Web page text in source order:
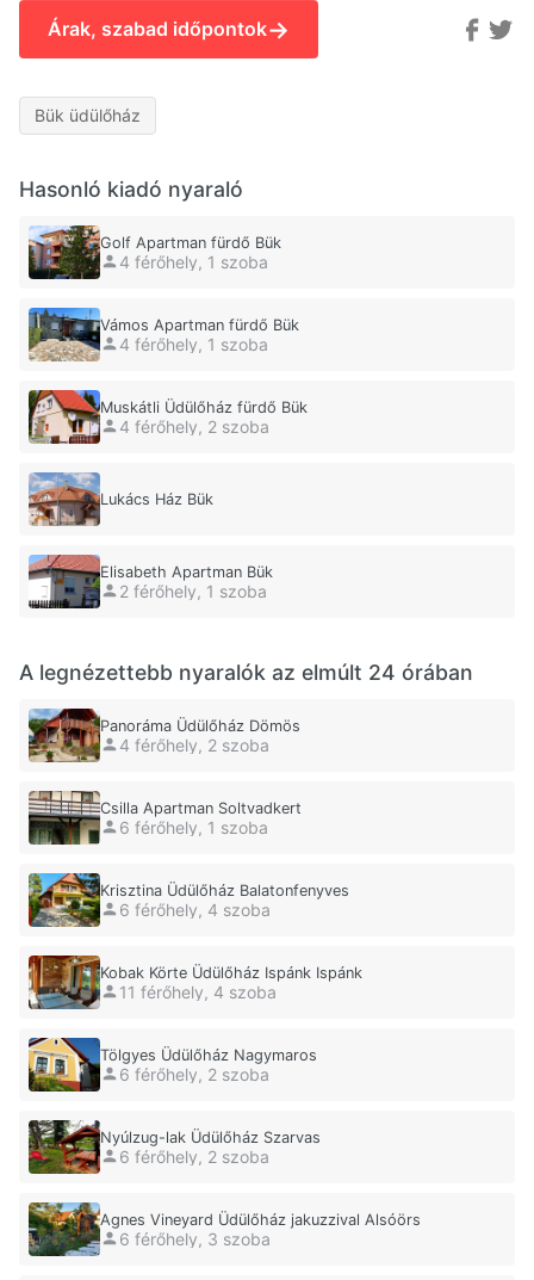
Árak, szabad időpontok→
Bük üdülőház
Hasonló kiadó nyaraló
Golf Apartman fürdő Bük
4 férőhely, 1 szoba
Vámos Apartman fürdő Bük
4 férőhely, 1 szoba
Muskátli Üdülőház fürdő Bük
4 férőhely, 2 szoba
Lukács Ház Bük
Elisabeth Apartman Bük
2 férőhely, 1 szoba
A legnézettebb nyaralók az elmúlt 24 órában
Panoráma Üdülőház Dömös
4 férőhely, 2 szoba
Csilla Apartman Soltvadkert
6 férőhely, 1 szoba
Krisztina Üdülőház Balatonfenyves
6 férőhely, 4 szoba
Kobak Körte Üdülőház Ispánk Ispánk
11 férőhely, 4 szoba
Tölgyes Üdülőház Nagymaros
6 férőhely, 2 szoba
Nyúlzug-lak Üdülőház Szarvas
6 férőhely, 2 szoba
Agnes Vineyard Üdülőház jakuzzival Alsóörs
6 férőhely, 3 szoba